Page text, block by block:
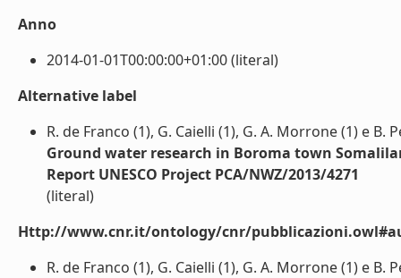
Anno
2014-01-01T00:00:00+01:00 (literal)
Alternative label
R. de Franco (1), G. Caielli (1), G. A. Morrone (1) e B.
Ground water research in Boroma town
Report UNESCO Project PCA/NWZ/2013/4271
(literal)
Http://www.cnr.it/ontology/cnr/
R. de Franco (1), G. Caielli (1), G. A. Morrone (1) e B.